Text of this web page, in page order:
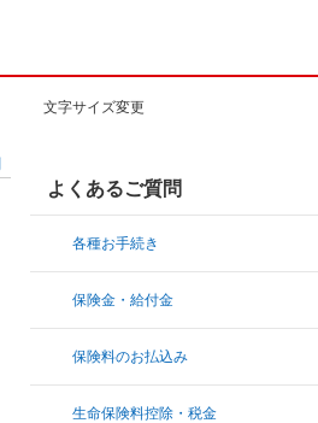
文字サイズ変更
よくあるご質問
各種お手続き
保険金・給付金
保険料のお払込み
生命保険料控除・税金